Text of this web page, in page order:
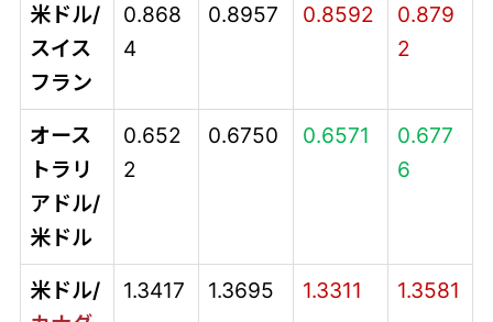
米ドル/
スイス
フラン
0.868
4
0.8957 0.8592
0.879
2
オース
トラリ
アドル/
米ドル
0.652
2
0.6750 0.6571
0.677
6
米ドル/
1.3417 1.3695 1.3311 1.3581